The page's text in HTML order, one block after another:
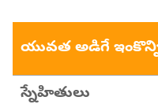
యువత అడిగే ఇంకొన్ని
స్నేహితులు